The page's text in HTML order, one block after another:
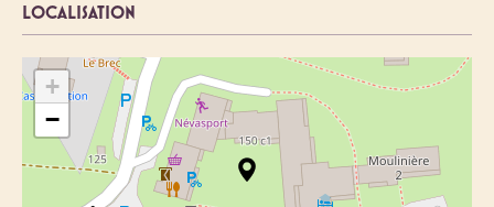
LOCALISATION
+
−